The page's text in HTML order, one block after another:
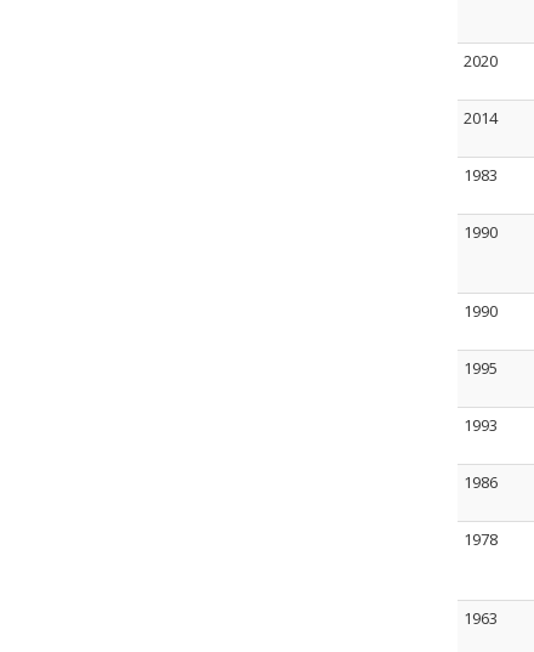
2020
2014
1983
1990
1990
1995
1993
1986
1978
1963